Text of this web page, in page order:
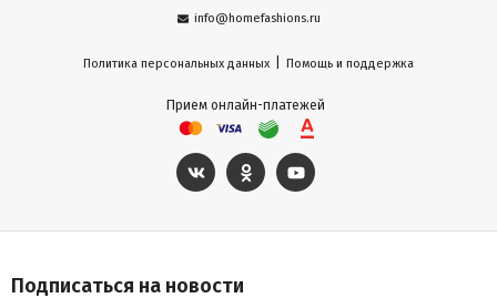
info@homefashions.ru
Политика персональных данных Помощь и поддержка
Прием онлайн-платежей
Подписаться на новости